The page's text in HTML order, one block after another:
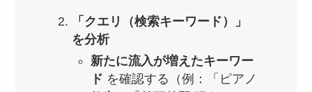
「クエリ（検索キーワード）」
を分析
新たに流入が増えたキーワー
ド を確認する（例：「ピアノ